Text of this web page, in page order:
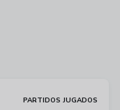
PARTIDOS JUGADOS